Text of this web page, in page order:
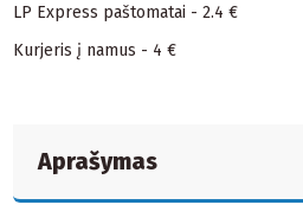
LP Express paštomatai - 2.4 €
Kurjeris į namus - 4 €
Aprašymas